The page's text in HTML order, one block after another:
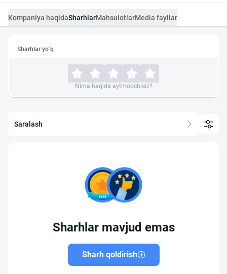
Kompaniya haqidaSharhlarMahsulotlarMedia fayllar
Sharhlar yo‘q
Nima haqida aytmoqchisiz?
Saralash
Sharhlar mavjud emas
Sharh qoldirish